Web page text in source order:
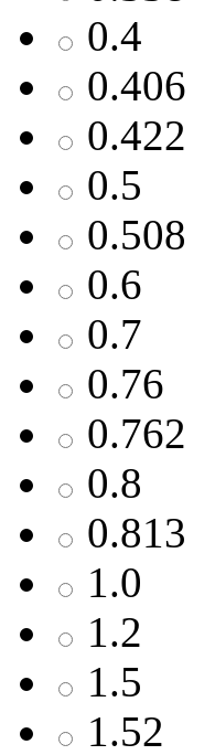
0.4
0.406
0.422
0.5
0.508
0.6
0.7
0.76
0.762
0.8
0.813
1.0
1.2
1.5
1.52